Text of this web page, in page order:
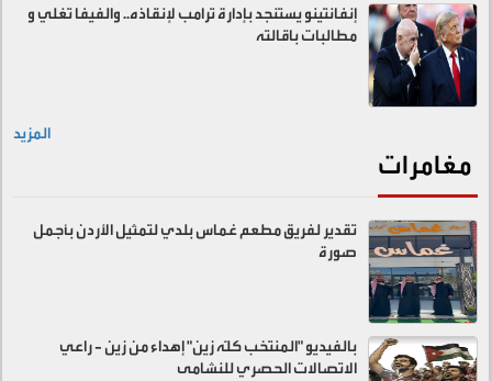
إنفانتينو يستنجد بإدارة ترامب لإنقاذه.. والفيفا تغلي و
مطالبات باقالته
المزيد
مغامرات
تقدير لفريق مطعم غماس بلدي لتمثيل الأردن بأجمل
صورة
بالفيديو "المنتخب كلّه زين" إهداء من زين - راعي
الاتصالات الحصري للنشامى